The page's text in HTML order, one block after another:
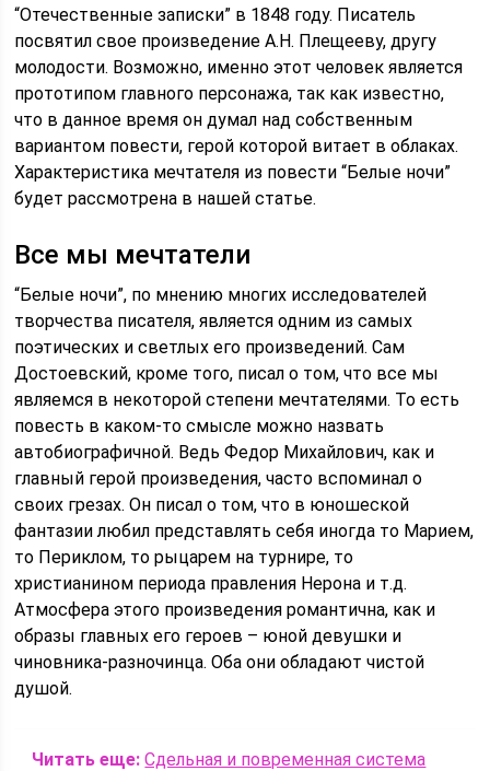
“Отечественные записки” в 1848 году. Писатель
посвятил свое произведение А.Н. Плещееву, другу
молодости. Возможно, именно этот человек является
прототипом главного персонажа, так как известно,
что в данное время он думал над собственным
вариантом повести, герой которой витает в облаках.
Характеристика мечтателя из повести “Белые ночи”
будет рассмотрена в нашей статье.
Все мы мечтатели
“Белые ночи”, по мнению многих исследователей
творчества писателя, является одним из самых
поэтических и светлых его произведений. Сам
Достоевский, кроме того, писал о том, что все мы
являемся в некоторой степени мечтателями. То есть
повесть в каком-то смысле можно назвать
автобиографичной. Ведь Федор Михайлович, как и
главный герой произведения, часто вспоминал о
своих грезах. Он писал о том, что в юношеской
фантазии любил представлять себя иногда то Марием,
то Периклом, то рыцарем на турнире, то
христианином периода правления Нерона и т.д.
Атмосфера этого произведения романтична, как и
образы главных его героев – юной девушки и
чиновника-разночинца. Оба они обладают чистой
душой.
Читать еще: Сдельная и повременная система